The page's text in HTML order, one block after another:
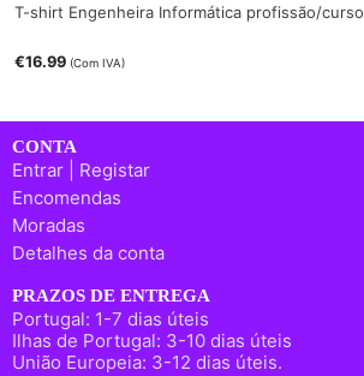
T-shirt Engenheira Informática profissão/curso
€16.99 (Com IVA)
CONTA
Entrar | Registar
Encomendas
Moradas
Detalhes da conta
PRAZOS DE ENTREGA
Portugal: 1-7 dias úteis
Ilhas de Portugal: 3-10 dias úteis
União Europeia: 3-12 dias úteis.